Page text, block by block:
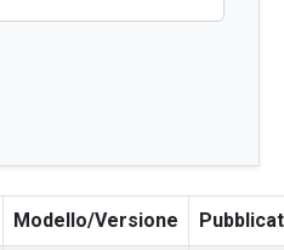
Modello/Versione